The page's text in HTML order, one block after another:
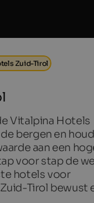
Zuid-Tirol
Vitalpina Hotels
bergen en
aan een
voor stap de
hotels voor
Tirol bewust